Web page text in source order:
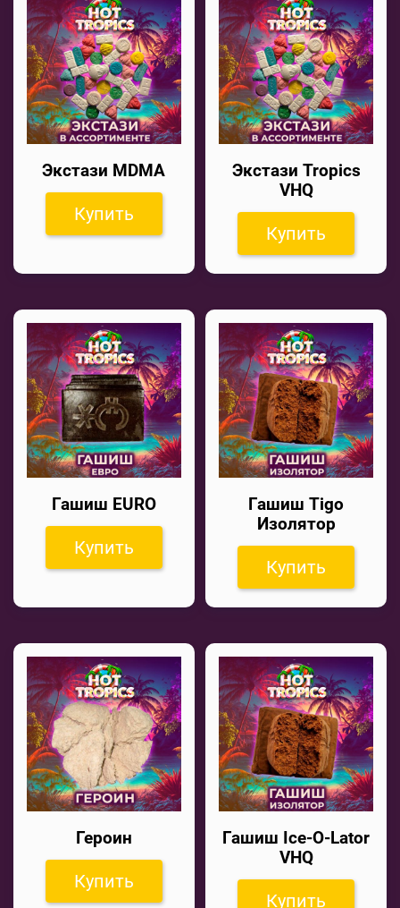
Экстази MDMA
Купить
Экстази Tropics
VHQ
Купить
Гашиш EURO
Купить
Гашиш Tigo
Изолятор
Купить
Героин
Купить
Гашиш Ice-O-Lator
VHQ
Купить